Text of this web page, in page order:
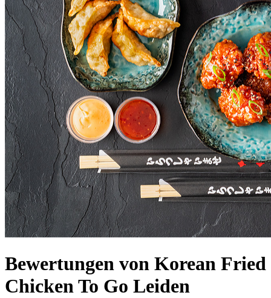
Bewertungen von Korean Fried
Chicken To Go Leiden